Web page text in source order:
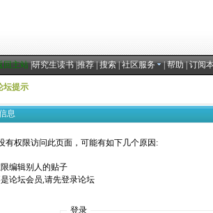
回主站|研究生读书|推荐|搜索|社区服务 |帮助|订阅
坛提示
息
有权限访问此页面，可能有如下几个原因:
编辑别人的贴子
论坛会员,请先登录论坛
登录